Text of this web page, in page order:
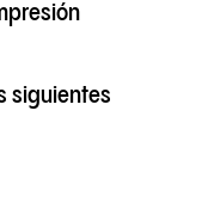
siguientes